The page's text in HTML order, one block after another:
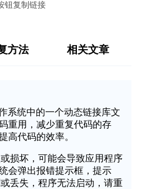
钮复制链接
方法 相关文章
系统中的一个动态链接库文
重用，减少重复代码的存
高代码的效率。
损坏，可能会导致应用程序
会弹出报错提示框，提示
丢失，程序无法启动，请重